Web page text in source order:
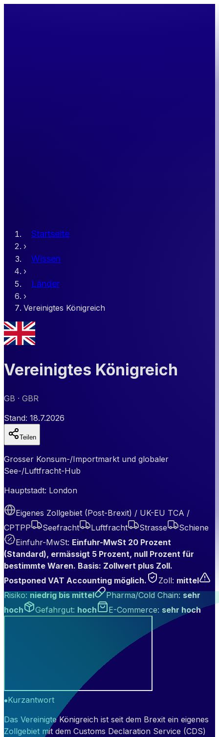
Startseite
›
Wissen
›
Länder
›
Vereinigtes Königreich
Vereinigtes Königreich
GB · GBR
Stand: 18.7.2026
Teilen
Grosser Konsum-/Importmarkt und globaler
See-/Luftfracht-Hub
Hauptstadt: London
Eigenes Zollgebiet (Post-Brexit) / UK-EU TCA /
CPTPP
Seefracht Luftfracht Strasse
Schiene
Einfuhr-MwSt: Einfuhr-MwSt 20 Prozent
(Standard), ermässigt 5 Prozent, null Prozent für
bestimmte Waren. Basis: Zollwert plus Zoll.
Postponed VAT Accounting möglich.
Zoll: mittel
Risiko: niedrig bis mittel Pharma/Cold Chain: sehr
hoch
Gefahrgut: hoch E-Commerce: sehr hoch
Kurzantwort
Das Vereinigte Königreich ist seit dem Brexit ein eigenes
Zollgebiet mit dem Customs Declaration Service (CDS)